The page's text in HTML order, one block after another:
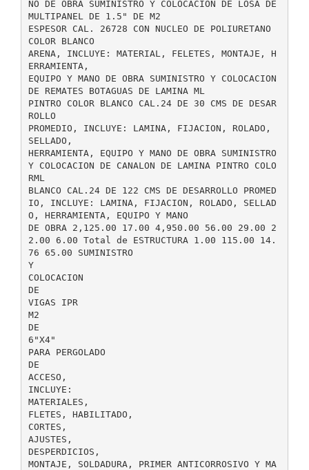
NO DE OBRA SUMINISTRO Y COLOCACION DE LOSA DE
MULTIPANEL DE 1.5" DE M2
ESPESOR CAL. 26728 CON NUCLEO DE POLIURETANO
COLOR BLANCO
ARENA, INCLUYE: MATERIAL, FELETES, MONTAJE, H
ERRAMIENTA,
EQUIPO Y MANO DE OBRA SUMINISTRO Y COLOCACION
DE REMATES BOTAGUAS DE LAMINA ML
PINTRO COLOR BLANCO CAL.24 DE 30 CMS DE DESAR
ROLLO
PROMEDIO, INCLUYE: LAMINA, FIJACION, ROLADO,
SELLADO,
HERRAMIENTA, EQUIPO Y MANO DE OBRA SUMINISTRO
Y COLOCACION DE CANALON DE LAMINA PINTRO COLO
RML
BLANCO CAL.24 DE 122 CMS DE DESARROLLO PROMED
IO, INCLUYE: LAMINA, FIJACION, ROLADO, SELLAD
O, HERRAMIENTA, EQUIPO Y MANO
DE OBRA 2,125.00 17.00 4,950.00 56.00 29.00 2
2.00 6.00 Total de ESTRUCTURA 1.00 115.00 14.
76 65.00 SUMINISTRO
Y
COLOCACION
DE
VIGAS IPR
M2
DE
6"X4"
PARA PERGOLADO
DE
ACCESO,
INCLUYE:
MATERIALES,
FLETES, HABILITADO,
CORTES,
AJUSTES,
DESPERDICIOS,
MONTAJE, SOLDADURA, PRIMER ANTICORROSIVO Y MA